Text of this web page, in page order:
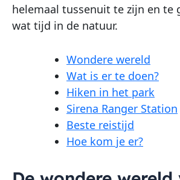
helemaal tussenuit te zijn en te
wat tijd in de natuur.
Wondere wereld
Wat is er te doen?
Hiken in het park
Sirena Ranger Station
Beste reistijd
Hoe kom je er?